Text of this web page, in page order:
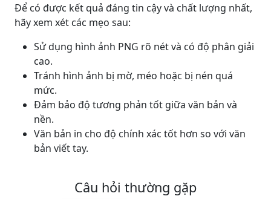
Để có được kết quả đáng tin cậy và chất lượng nhất,
hãy xem xét các mẹo sau:
Sử dụng hình ảnh PNG rõ nét và có độ phân giải
cao.
Tránh hình ảnh bị mờ, méo hoặc bị nén quá
mức.
Đảm bảo độ tương phản tốt giữa văn bản và
nền.
Văn bản in cho độ chính xác tốt hơn so với văn
bản viết tay.
Câu hỏi thường gặp